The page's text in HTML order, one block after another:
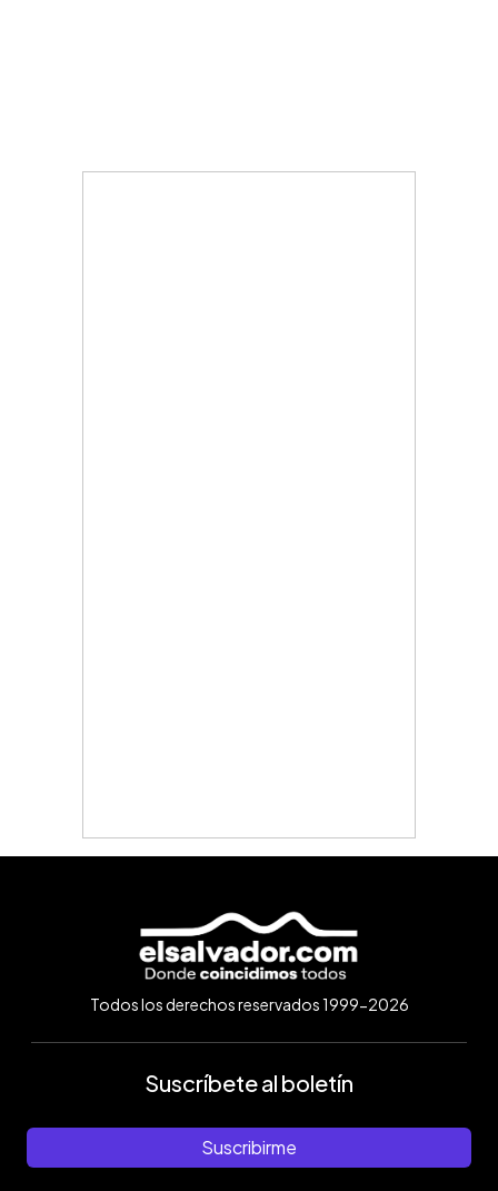
Todos los derechos reservados 1999-2026
Suscríbete al boletín
Suscribirme